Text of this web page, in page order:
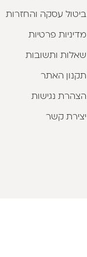
ביטול עסקה והחזרות
מדיניות פרטיות
שאלות ותשובות
תקנון האתר
הצהרת נגישות
יצירת קשר